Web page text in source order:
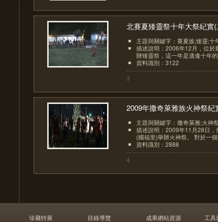
北賽夏矮靈祭十年大祭紀實
主題與關鍵字：賽夏族;矮靈;十
描述說明：2006年12月，位於
辦矮靈祭，這一年是適逢十年
資料識別：3122
3
2009年撒奇萊雅族火神祭紀
主題與關鍵字：撒奇萊雅;火神
描述說明：2009年11月28日
(國福里)舉辦火神祭。 對於一
資料識別：2888
4
珍藏特展
目錄導覽
成果網站資源
工具